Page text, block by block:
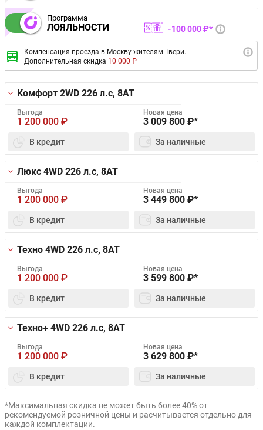
Программа
ЛОЯЛЬНОСТИ 100 000 ₽*
Компенсация проезда в Москву жителям Твери.
Дополнительная скидка 10 000 ₽
Комфорт 2WD 226 л.с, 8AT
Выгода
1 200 000 ₽
Новая цена
3 009 800 ₽*
В кредит За наличные
Люкс 4WD 226 л.с, 8AT
Выгода
1 200 000 ₽
Новая цена
3 449 800 ₽*
В кредит За наличные
Техно 4WD 226 л.с, 8AT
Выгода
1 200 000 ₽
Новая цена
3 599 800 ₽*
В кредит За наличные
Техно+ 4WD 226 л.с, 8AT
Выгода
1 200 000 ₽
Новая цена
3 629 800 ₽*
В кредит За наличные
*Максимальная скидка не может быть более 40% от
рекомендуемой розничной цены и расчитывается отдельно для
каждой комплектации.